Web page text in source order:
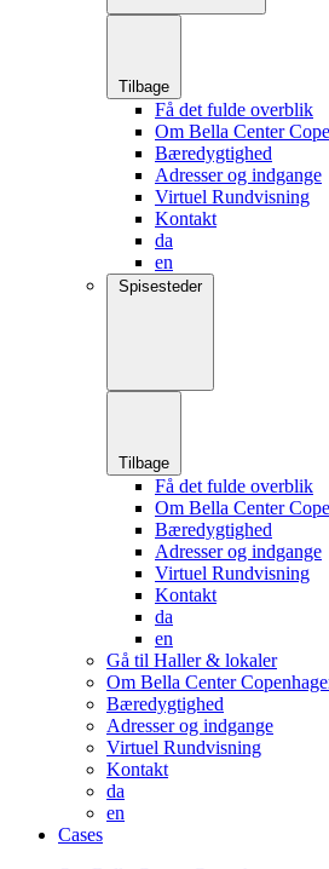
Tilbage
Få det fulde overblik
Om Bella Center
Bæredygtighed
Adresser og indgange
Virtuel Rundvisning
Kontakt
da
en
Spisesteder
Tilbage
Få det fulde overblik
Om Bella Center
Bæredygtighed
Adresser og indgange
Virtuel Rundvisning
Kontakt
da
en
Gå til Haller & lokaler
Om Bella Center
Bæredygtighed
Adresser og indgange
Virtuel Rundvisning
Kontakt
da
en
Cases